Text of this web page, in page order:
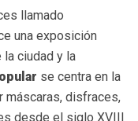
llamado
una exposición
la ciudad y la
se centra en la
máscaras, disfraces,
desde el siglo XVIII